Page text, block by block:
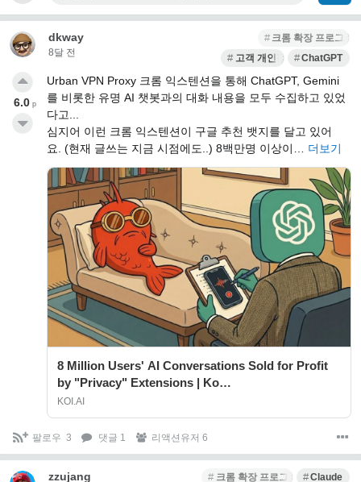
dkway
8달 전
크롬 확장 프로그램
고객 개인정보 유출ChatGPT
Urban VPN Proxy 크롬 익스텐션을 통해 ChatGPT, Gemini
를 비롯한 유명 AI 챗봇과의 대화 내용을 모두 수집하고 있었
다고...
심지어 이런 크롬 익스텐션이 구글 추천 뱃지를 달고 있어
요. (현재 글쓰는 지금 시점에도..) 8백만명 이상이… 더보기
8 Million Users' AI Conversations Sold for Profit
by "Privacy" Extensions | Ko…
KOI.AI
6.0 p
팔로우 3 댓글 1 리액션유저 6
zzujang 크롬 확장 프로그램 Claude